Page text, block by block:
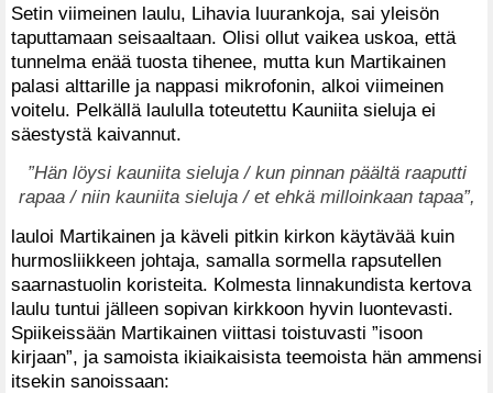
Setin viimeinen laulu, Lihavia luurankoja, sai yleisön
taputtamaan seisaaltaan. Olisi ollut vaikea uskoa, että
tunnelma enää tuosta tihenee, mutta kun Martikainen
palasi alttarille ja nappasi mikrofonin, alkoi viimeinen
voitelu. Pelkällä laululla toteutettu Kauniita sieluja ei
säestystä kaivannut.
”Hän löysi kauniita sieluja / kun pinnan päältä raaputti
rapaa / niin kauniita sieluja / et ehkä milloinkaan tapaa”,
lauloi Martikainen ja käveli pitkin kirkon käytävää kuin
hurmosliikkeen johtaja, samalla sormella rapsutellen
saarnastuolin koristeita. Kolmesta linnakundista kertova
laulu tuntui jälleen sopivan kirkkoon hyvin luontevasti.
Spiikeissään Martikainen viittasi toistuvasti ”isoon
kirjaan”, ja samoista ikiaikaisista teemoista hän ammensi
itsekin sanoissaan: